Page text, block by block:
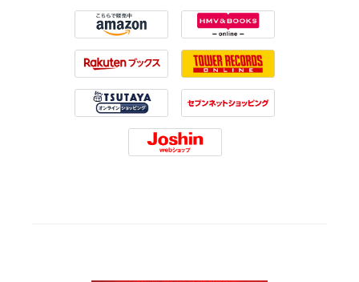
Amazon HMV
Rakuten Tower Records
Tsutaya 7net
Joshin